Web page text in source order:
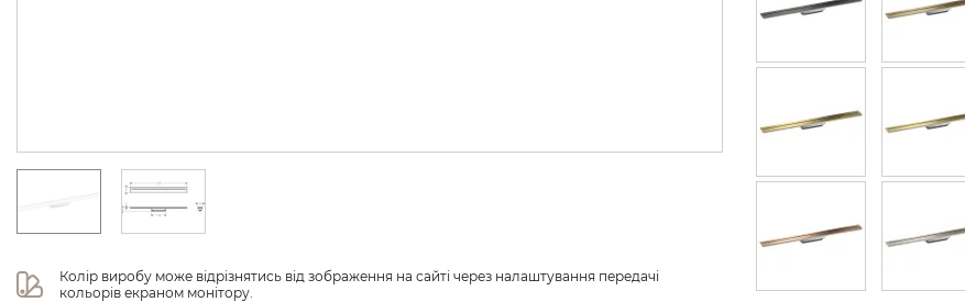
Колір виробу може відрізнятись від зображення на сайті через налаштування передачі
кольорів екраном монітору.